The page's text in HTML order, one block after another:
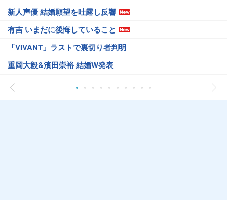
新人声優 結婚願望を吐露し反響
有吉 いまだに後悔していること
「VIVANT」ラストで裏切り者判明
重岡大毅&濱田崇裕 結婚W発表